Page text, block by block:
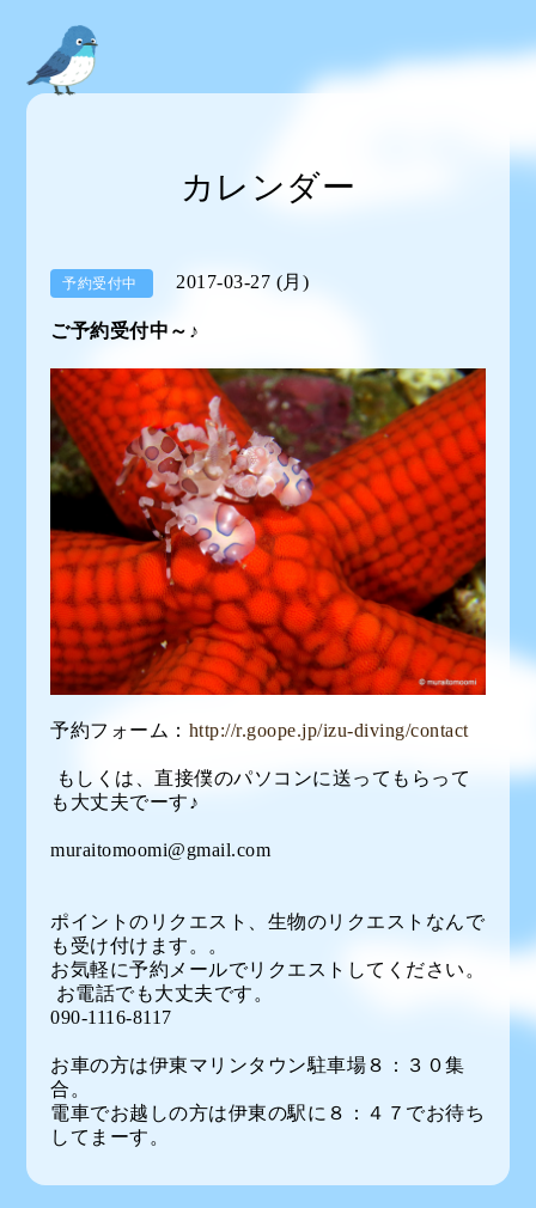
カレンダー
予約受付中 2017-03-27 (月)
ご予約受付中～♪
予約フォーム： http://r.goope.jp/izu-diving/contact
もしくは、直接僕のパソコンに送ってもらって
も大丈夫でーす♪
muraitomoomi@gmail.com
ポイントのリクエスト、生物のリクエストなんで
も受け付けます。。
お気軽に予約メールでリクエストしてください。
お電話でも大丈夫です。
090-1116-8117
お車の方は伊東マリンタウン駐車場８：３０集
合。
電車でお越しの方は伊東の駅に８：４７でお待ち
してまーす。